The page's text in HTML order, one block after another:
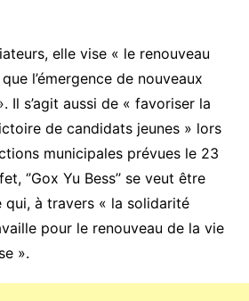
elle vise « le renouveau
l’émergence de nouveaux
Il s’agit aussi de « favoriser la
de candidats jeunes » lors
municipales prévues le 23
‘’Gox Yu Bess’’ se veut être
à travers « la solidarité
pour le renouveau de la vie
».